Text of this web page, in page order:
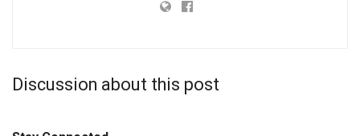
Discussion about this post